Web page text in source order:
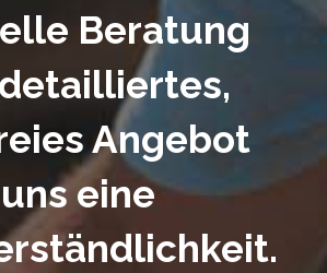
Beratung
Angebot
eine